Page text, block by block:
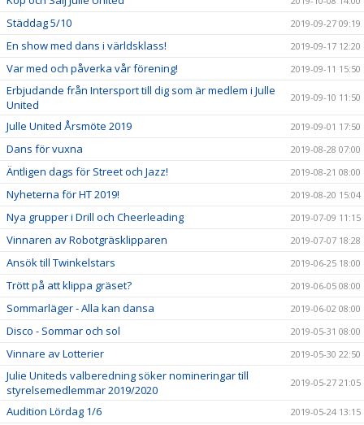
Städdag 5/10 2019-09-27 09:19
En show med dans i världsklass! 2019-09-17 12:20
Var med och påverka vår förening! 2019-09-11 15:50
Erbjudande från Intersport till dig som är medlem i Julle
United
2019-09-10 11:50
Julle United Årsmöte 2019 2019-09-01 17:50
Dans för vuxna 2019-08-28 07:00
Äntligen dags för Street och Jazz! 2019-08-21 08:00
Nyheterna för HT 2019! 2019-08-20 15:04
Nya grupper i Drill och Cheerleading 2019-07-09 11:15
Vinnaren av Robotgräsklipparen 2019-07-07 18:28
Ansök till Twinkelstars 2019-06-25 18:00
Trött på att klippa gräset? 2019-06-05 08:00
Sommarläger - Alla kan dansa 2019-06-02 08:00
Disco - Sommar och sol 2019-05-31 08:00
Vinnare av Lotterier 2019-05-30 22:50
Julie Uniteds valberedning söker nomineringar till
styrelsemedlemmar 2019/2020
2019-05-27 21:05
Audition Lördag 1/6 2019-05-24 13:15